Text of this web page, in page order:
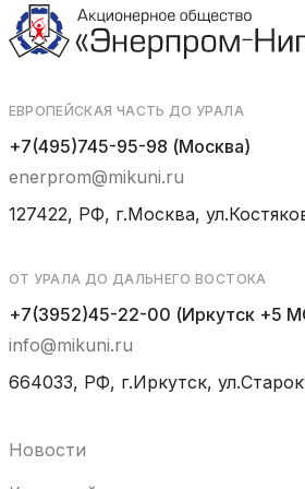
ЕВРОПЕЙСКАЯ ЧАСТЬ ДО УРАЛА
+7(495)745-95-98 (Москва)
enerprom@mikuni.ru
127422, РФ, г.Москва,
ОТ УРАЛА ДО ДАЛЬНЕГО ВОСТОКА
+7(3952)45-22-00 (Иркутск +5
info@mikuni.ru
664033, РФ, г.Иркутск,
Новости